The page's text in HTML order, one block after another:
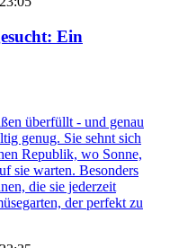
: Ein
überfüllt - und genau
genug. Sie sehnt sich
Republik, wo Sonne,
sie warten. Besonders
die sie jederzeit
der perfekt zu